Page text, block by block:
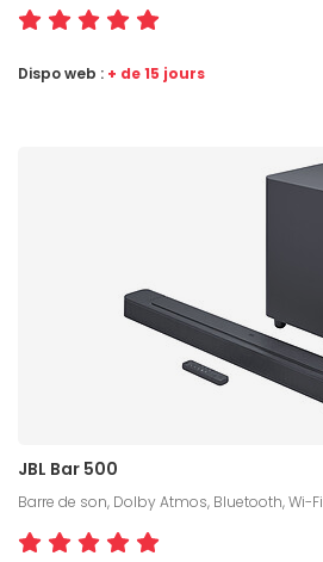
Dispo web : + de 15 jours
JBL Bar 500
Barre de son, Dolby Atmos, Bluetooth, Wi-Fi